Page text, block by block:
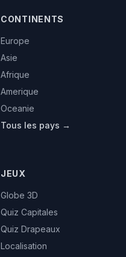
CONTINENTS
Europe
Asie
Afrique
Amerique
Oceanie
Tous les pays →
JEUX
Globe 3D
Quiz Capitales
Quiz Drapeaux
Localisation